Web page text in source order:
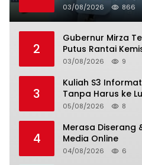
03/08/2026 866
2
Gubernur Mirza
Putus Rantai
03/08/2026 9
3
Kuliah S3
Tanpa Harus ke
05/08/2026 8
4
Merasa Diserang
Media Online
04/08/2026 6